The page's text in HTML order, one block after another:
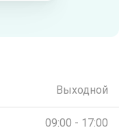
Выходной
09:00 - 17:00